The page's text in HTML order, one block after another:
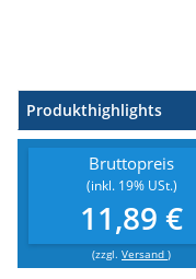
Produkthighlights
Bruttopreis
(inkl. 19% USt.)
11,89 €
(zzgl. Versand )